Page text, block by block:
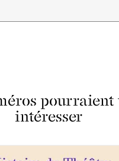
pourraient
intéresser